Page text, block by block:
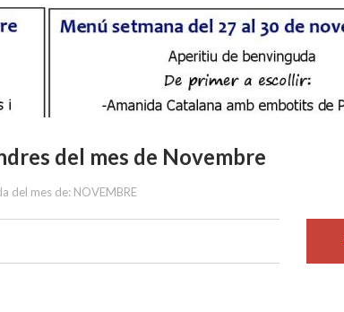
del mes de Novembre
del mes de: NOVEMBRE